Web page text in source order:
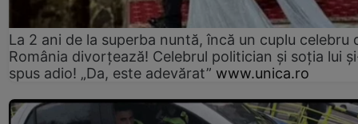
La 2 ani de la superba nuntă, încă un cuplu celebru
România divorțează! Celebrul politician și soția lui
spus adio! „Da, este adevărat” www.unica.ro